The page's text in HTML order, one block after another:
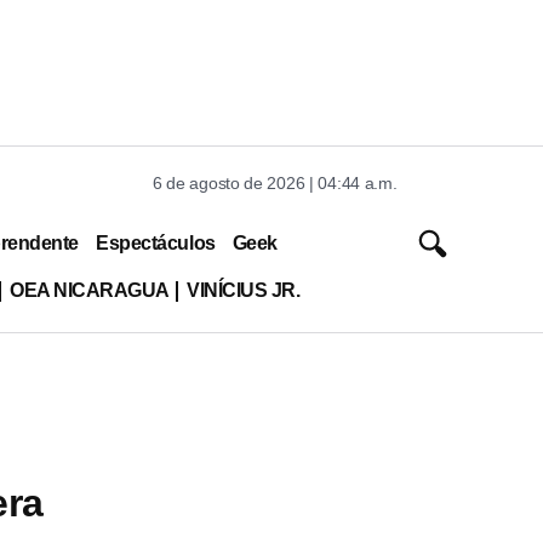
6 de agosto de 2026 | 04:44 a.m.
Espectáculos Geek
OEA NICARAGUA VINÍCIUS JR.